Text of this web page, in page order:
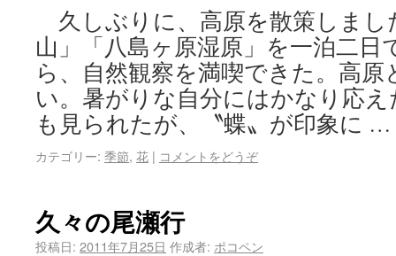
久しぶりに、高原を散策しまし
山」「八島ヶ原湿原」を一泊二
ら、自然観察を満喫できた。高
い。暑がりな自分にはかなり応
も見られたが、〝蝶〟が印象に …
カテゴリー: 季節, 花 | コメントをどうぞ
久々の尾瀬行
投稿日: 2011年7月25日 作成者: ポコペン